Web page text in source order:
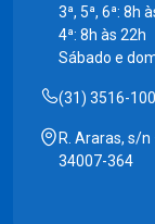
3ª, 5ª, 6ª: 8h
4ª: 8h às 22h
Sábado e
(31) 3516-
R. Araras, s/
34007-364